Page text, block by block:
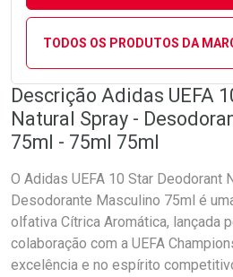
TODOS OS PRODUTOS DA
Descrição Adidas UEFA
Natural Spray -
75ml - 75ml 75ml
O Adidas UEFA 10 Star Deodorant
Desodorante Masculino 75ml é
olfativa Cítrica Aromática, lançada
colaboração com a UEFA
excelência e no espírito